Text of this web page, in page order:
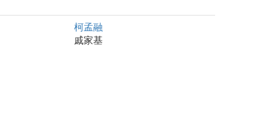
柯孟融
戚家基